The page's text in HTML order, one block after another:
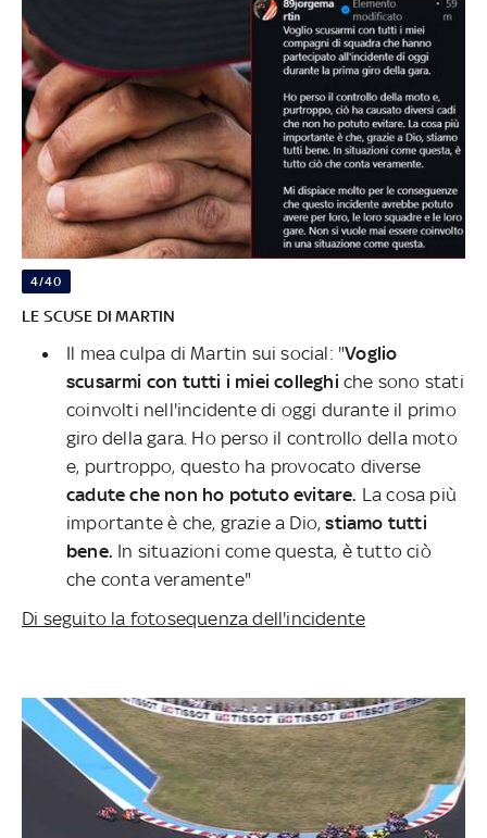
4/40
LE SCUSE DI MARTIN
Il mea culpa di Martin sui social: "Voglio
scusarmi con tutti i miei colleghi che sono stati
coinvolti nell'incidente di oggi durante il primo
giro della gara. Ho perso il controllo della moto
e, purtroppo, questo ha provocato diverse
cadute che non ho potuto evitare. La cosa più
importante è che, grazie a Dio,stiamo tutti
bene. In situazioni come questa, è tutto ciò
che conta veramente"
Di seguito la fotosequenza dell'incidente